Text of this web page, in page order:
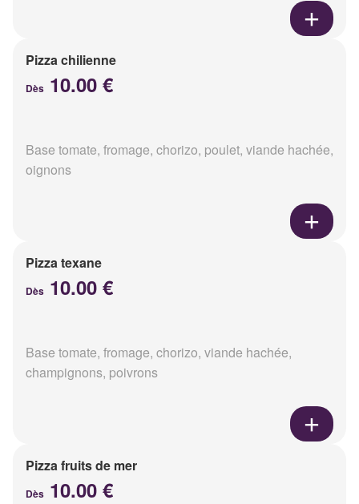
Pizza chilienne
Dès 10.00 €
Base tomate, fromage, chorizo, poulet, viande hachée,
oignons
Pizza texane
Dès 10.00 €
Base tomate, fromage, chorizo, viande hachée,
champignons, poivrons
Pizza fruits de mer
Dès 10.00 €